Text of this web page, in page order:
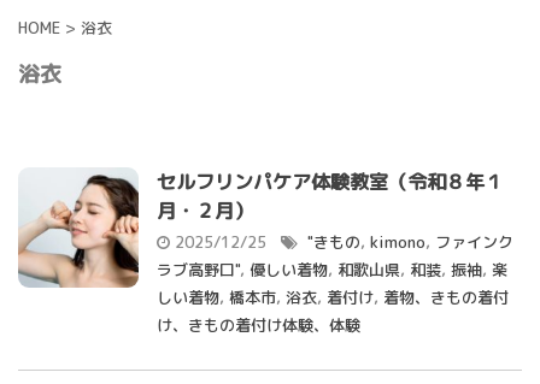
HOME > 浴衣
浴衣
セルフリンパケア体験教室（令和８年１
月・２月）
2025/12/25 "きもの, kimono, ファインク
ラブ高野口", 優しい着物, 和歌山県, 和装, 振袖, 楽
しい着物, 橋本市, 浴衣, 着付け, 着物、きもの着付
け、きもの着付け体験、体験